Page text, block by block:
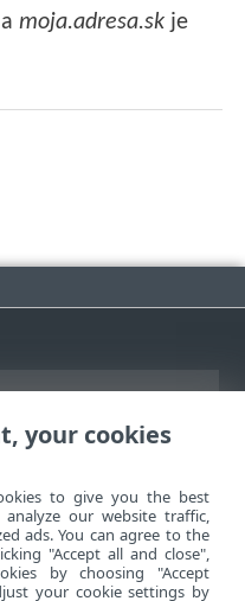
amoja.adresa.sk je
ESET
your cookies
to give you the best
our website traffic,
ads. You can agree to the
"Accept all and close",
by choosing "Accept
your cookie settings by